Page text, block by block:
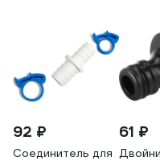
92 ₽
Соединитель для
61 ₽